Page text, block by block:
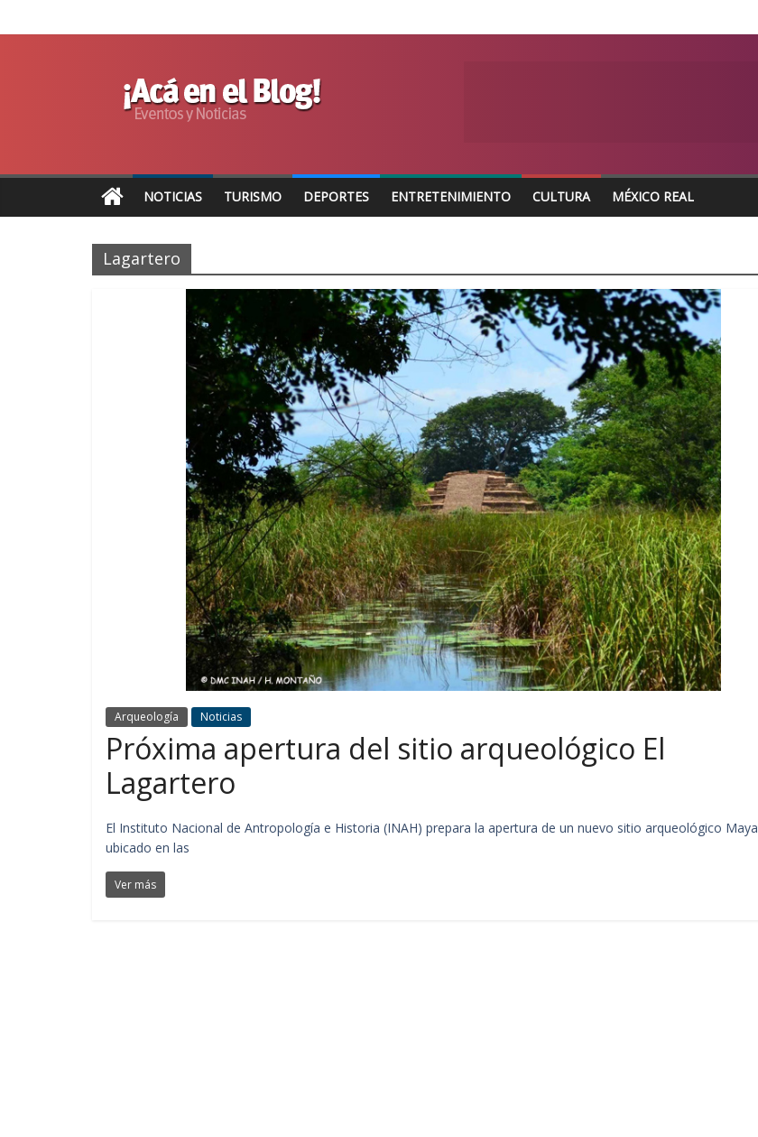
NOTICIAS TURISMO DEPORTES ENTRETENIMIENTO CULTURA MÉXICO REAL
Lagartero
Arqueología Noticias
Próxima apertura del sitio arqueológico El
Lagartero
El Instituto Nacional de Antropología e Historia (INAH) prepara la apertura de un nuevo sitio arqueológico Maya
ubicado en las
Ver más